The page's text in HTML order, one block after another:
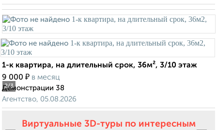
2/3
1-к квартира, на длительный срок, 36м², 3/10 этаж
9 000 ₽ в месяц
Демонстрации 38
Агентство, 05.08.2026
Виртуальные 3D-туры по интересным